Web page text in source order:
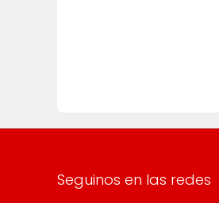
Seguinos en las redes